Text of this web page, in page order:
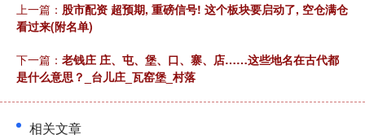
上一篇： 股市配资 超预期, 重磅信号! 这个板块要启动了, 空仓满仓
看过来(附名单)
下一篇： 老钱庄 庄、屯、堡、口、寨、店……这些地名在古代都
是什么意思？_台儿庄_瓦窑堡_村落
相关文章